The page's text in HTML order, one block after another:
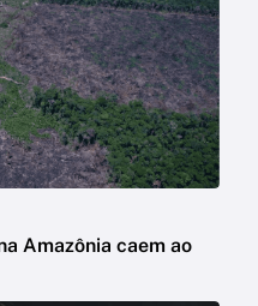
Amazônia caem ao